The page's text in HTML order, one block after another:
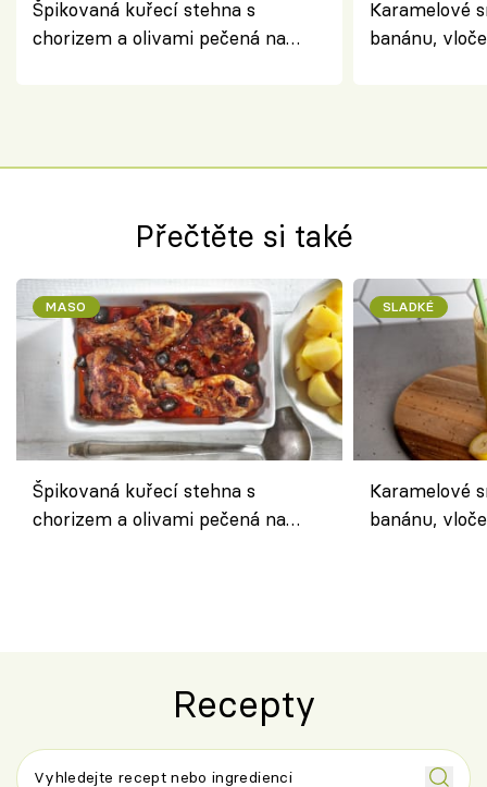
Špikovaná kuřecí stehna s
chorizem a olivami pečená na
Karamelové
banánu,
Přečtěte si také
MASO
Špikovaná kuřecí stehna s
chorizem a olivami pečená na
SLADKÉ
Karamelové
banánu,
Recepty